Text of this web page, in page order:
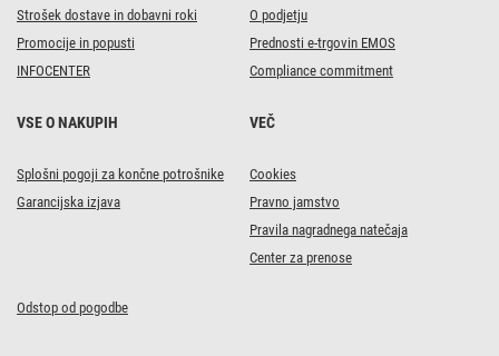
Strošek dostave in dobavni roki
Promocije in popusti
INFOCENTER
O podjetju
Prednosti e-trgovin EMOS
Compliance commitment
VSE O NAKUPIH
Splošni pogoji za končne potrošnike
Garancijska izjava
VEČ
Cookies
Pravno jamstvo
Pravila nagradnega natečaja
Center za prenose
Odstop od pogodbe